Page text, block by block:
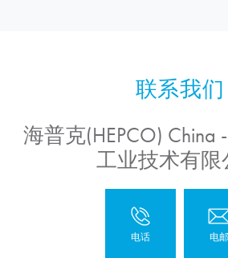
海普克(HEPCO) China
工业技术有限